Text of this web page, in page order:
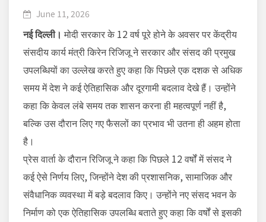
June 11, 2026
नई दिल्ली। मोदी सरकार के 12 वर्ष पूरे होने के अवसर पर केंद्रीय
संसदीय कार्य मंत्री किरेन रिजिजू ने सरकार और संसद की प्रमुख
उपलब्धियों का उल्लेख करते हुए कहा कि पिछले एक दशक से अधिक
समय में देश ने कई ऐतिहासिक और दूरगामी बदलाव देखे हैं। उन्होंने
कहा कि केवल लंबे समय तक शासन करना ही महत्वपूर्ण नहीं है,
बल्कि उस दौरान लिए गए फैसलों का प्रभाव भी उतना ही अहम होता
है।
प्रेस वार्ता के दौरान रिजिजू ने कहा कि पिछले 12 वर्षों में संसद ने
कई ऐसे निर्णय लिए, जिन्होंने देश की प्रशासनिक, सामाजिक और
संवैधानिक व्यवस्था में बड़े बदलाव किए। उन्होंने नए संसद भवन के
निर्माण को एक ऐतिहासिक उपलब्धि बताते हुए कहा कि वर्षों से इसकी